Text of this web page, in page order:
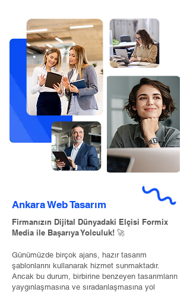
Ankara Web Tasarım
Firmanızın Dijital Dünyadaki Elçisi Formix
Media ile Başarıya Yolculuk! 🚀
Günümüzde birçok ajans, hazır tasarım
şablonlarını kullanarak hizmet sunmaktadır.
Ancak bu durum, birbirine benzeyen tasarımların
yaygınlaşmasına ve sıradanlaşmasına yol